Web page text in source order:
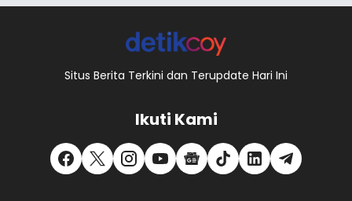
Situs Berita Terkini dan Terupdate Hari Ini
Ikuti Kami